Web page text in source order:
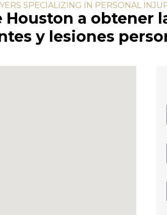
SPECIALIZING IN PERSONAL
Houston a obtener
y lesiones